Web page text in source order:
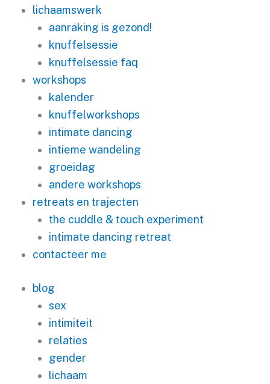
lichaamswerk
aanraking is gezond!
knuffelsessie
knuffelsessie faq
workshops
kalender
knuffelworkshops
intimate dancing
intieme wandeling
groeidag
andere workshops
retreats en trajecten
the cuddle & touch experiment
intimate dancing retreat
contacteer me
blog
sex
intimiteit
relaties
gender
lichaam